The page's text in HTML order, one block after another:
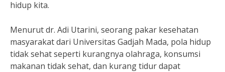
hidup kita.
Menurut dr. Adi Utarini, seorang pakar kesehatan
masyarakat dari Universitas Gadjah Mada, pola hidup
tidak sehat seperti kurangnya olahraga, konsumsi
makanan tidak sehat, dan kurang tidur dapat